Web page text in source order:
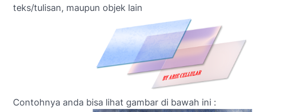
teks/tulisan, maupun objek lain
Contohnya anda bisa lihat gambar di bawah ini :